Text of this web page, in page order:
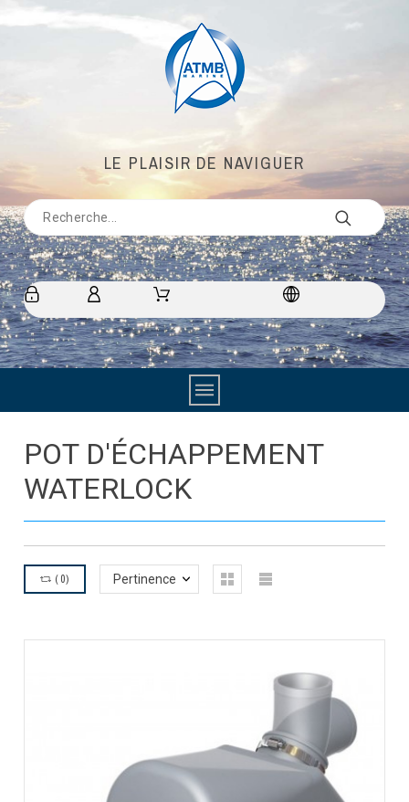
LE PLAISIR DE NAVIGUER
POT D'ÉCHAPPEMENT
WATERLOCK
(0) Pertinence